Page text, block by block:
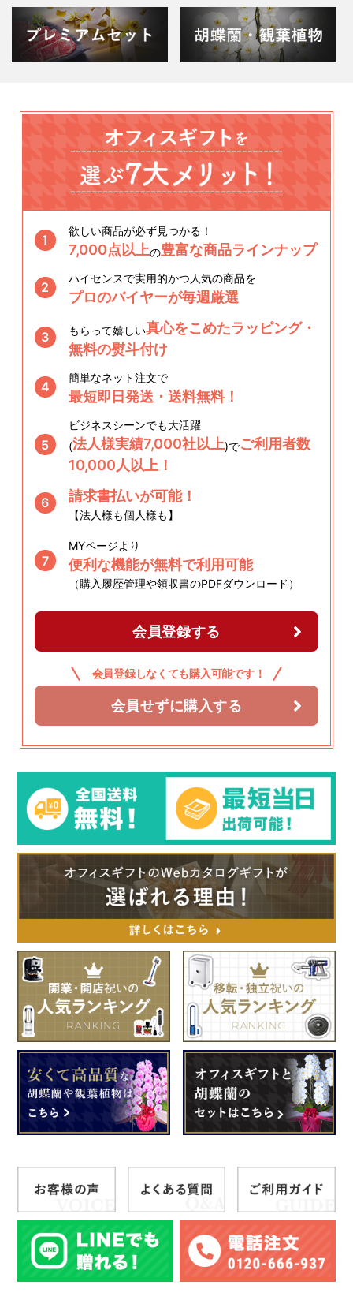
1
欲しい商品が必ず見つかる！
7,000点以上の豊富な商品ラインナップ
2
ハイセンスで実用的かつ人気の商品を
プロのバイヤーが毎週厳選
3 もらって嬉しい真心をこめたラッピング・
無料の熨斗付け
4
簡単なネット注文で
最短即日発送・送料無料！
5
ビジネスシーンでも大活躍
(法人様実績7,000社以上)でご利用者数
10,000人以上！
6 請求書払いが可能！
【法人様も個人様も】
7
MYページより
便利な機能が無料で利用可能
（購入履歴管理や領収書のPDFダウンロード）
会員登録する
会員登録しなくても購入可能です！
会員せずに購入する